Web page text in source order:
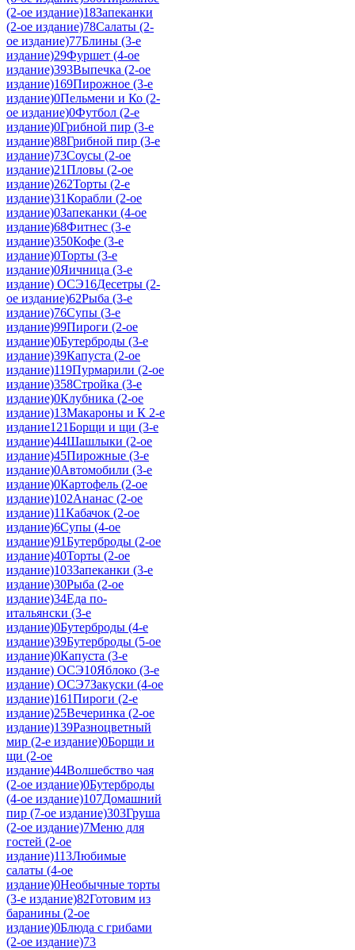
(2-ое издание)18Запеканки
(2-ое издание)78Салаты (2-
ое издание)77Блины (3-е
издание)29Фуршет (4-ое
издание)393Выпечка (2-ое
издание)169Пирожное (3-е
издание)0Пельмени и Ко (2-
ое издание)0Футбол (2-е
издание)0Грибной пир (3-е
издание)88Грибной пир (3-е
издание)73Соусы (2-ое
издание)21Пловы (2-ое
издание)262Торты (2-е
издание)31Корабли (2-ое
издание)0Запеканки (4-ое
издание)68Фитнес (3-е
издание)350Кофе (3-е
издание)0Торты (3-е
издание)0Яичница (3-е
издание) ОСЭ16Десетры (2-
ое издание)62Рыба (3-е
издание)76Супы (3-е
издание)99Пироги (2-ое
издание)0Бутерброды (3-е
издание)39Капуста (2-ое
издание)119Пурмарили (2-ое
издание)358Стройка (3-е
издание)0Клубника (2-ое
издание)13Макароны и К 2-е
издание121Борщи и щи (3-е
издание)44Шашлыки (2-ое
издание)45Пирожные (3-е
издание)0Автомобили (3-е
издание)0Картофель (2-ое
издание)102Ананас (2-ое
издание)11Кабачок (2-ое
издание)6Супы (4-ое
издание)91Бутерброды (2-ое
издание)40Торты (2-ое
издание)103Запеканки (3-е
издание)30Рыба (2-ое
издание)34Еда по-
итальянски (3-е
издание)0Бутерброды (4-е
издание)39Бутерброды (5-ое
издание)0Капуста (3-е
издание) ОСЭ10Яблоко (3-е
издание) ОСЭ7Закуски (4-ое
издание)161Пироги (2-е
издание)25Вечеринка (2-ое
издание)139Разноцветный
мир (2-е издание)0Борщи и
щи (2-ое
издание)44Волшебство чая
(2-ое издание)0Бутерброды
(4-ое издание)107Домашний
пир (7-ое издание)303Груша
(2-ое издание)7Меню для
гостей (2-ое
издание)113Любимые
салаты (4-ое
издание)0Необычные торты
(3-е издание)82Готовим из
баранины (2-ое
издание)0Блюда с грибами
(2-ое издание)73